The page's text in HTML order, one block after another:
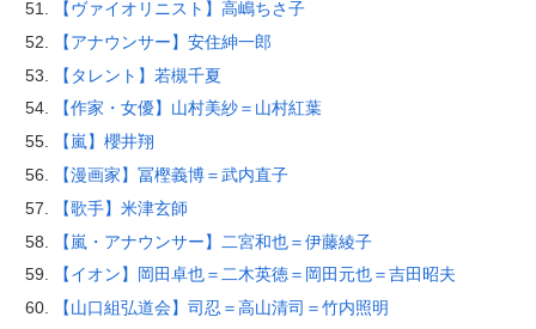
【ヴァイオリニスト】高嶋ちさ子
【アナウンサー】安住紳一郎
【タレント】若槻千夏
【作家・女優】山村美紗＝山村紅葉
【嵐】櫻井翔
【漫画家】冨樫義博＝武内直子
【歌手】米津玄師
【嵐・アナウンサー】二宮和也＝伊藤綾子
【イオン】岡田卓也＝二木英徳＝岡田元也＝吉田昭夫
【山口組弘道会】司忍＝高山清司＝竹内照明